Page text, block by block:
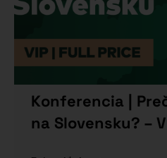
Konferencia |
na Slovensku? –